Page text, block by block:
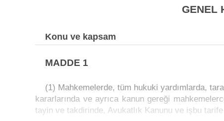
GENEL
Konu ve kapsam
MADDE 1
(1) Mahkemelerde, tüm hukuki yardımlarda,
kararlarında ve ayrıca kanun gereği
tayin ve takdirinde, Avukatlık Kanunu ve işbu